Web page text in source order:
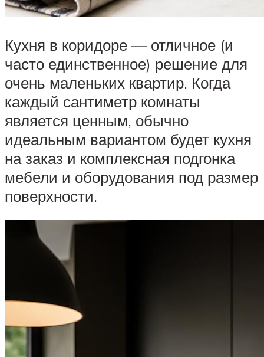
Кухня в коридоре — отличное (и
часто единственное) решение для
очень маленьких квартир. Когда
каждый сантиметр комнаты
является ценным, обычно
идеальным вариантом будет кухня
на заказ и комплексная подгонка
мебели и оборудования под размер
поверхности.